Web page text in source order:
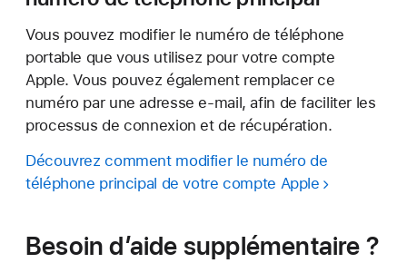
Vous pouvez modifier le numéro de téléphone
portable que vous utilisez pour votre compte
Apple. Vous pouvez également remplacer ce
numéro par une adresse e-mail, afin de faciliter les
processus de connexion et de récupération.
Découvrez comment modifier le numéro de
téléphone principal de votre compte Apple
Besoin d’aide supplémentaire ?